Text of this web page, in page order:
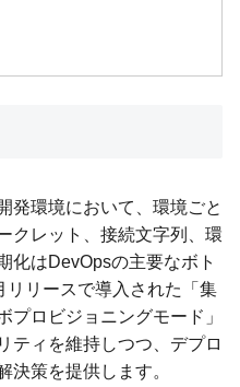
発環境において、環境ごと
クレット、接続文字列、環
化はDevOpsの主要なボト
リリースで導入された「集
プロビジョニングモード」
ティを維持しつつ、デプロ
決策を提供します。